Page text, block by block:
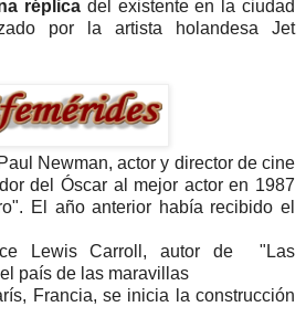
réplica del existente en la ciudad
por la artista holandesa Jet
Newman, actor y director de cine
del Óscar al mejor actor en 1987
El año anterior había recibido el
Lewis Carroll, autor de "Las
país de las maravillas
Francia, se inicia la construcción